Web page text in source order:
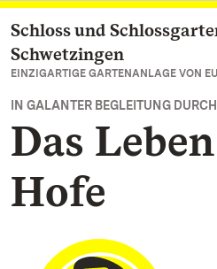
Zum Hauptinhalt springen
Schloss und
Schwetzingen
EINZIGARTIGE GARTENANLAGE VON
IN GALANTER BEGLEITUNG
Das
Hofe